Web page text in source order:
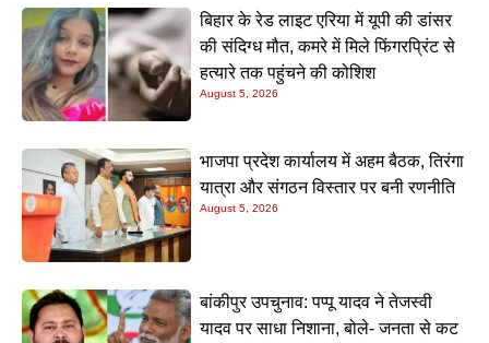
बिहार के रेड लाइट एरिया में यूपी की डांसर
की संदिग्ध मौत, कमरे में मिले फिंगरप्रिंट से
हत्यारे तक पहुंचने की कोशिश
August 5, 2026
भाजपा प्रदेश कार्यालय में अहम बैठक, तिरंगा
यात्रा और संगठन विस्तार पर बनी रणनीति
August 5, 2026
बांकीपुर उपचुनाव: पप्पू यादव ने तेजस्वी
यादव पर साधा निशाना, बोले- जनता से कट